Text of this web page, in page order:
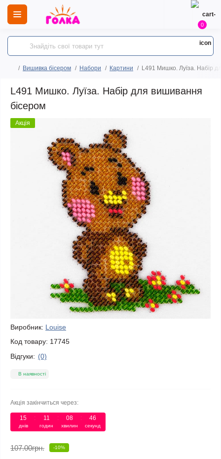
0
Вишивка бісером Набори Картини L491 Мишко. Луїза. Набір
L491 Мишко. Луїза. Набір для вишивання
бісером
Акція
Виробник: Louise
Код товару: 17745
Відгуки: (0)
В наявності
Акція закінчиться через:
15
днів
: 11
годин
: 08
хвилин
: 46
секунд
107.00грн. -10%